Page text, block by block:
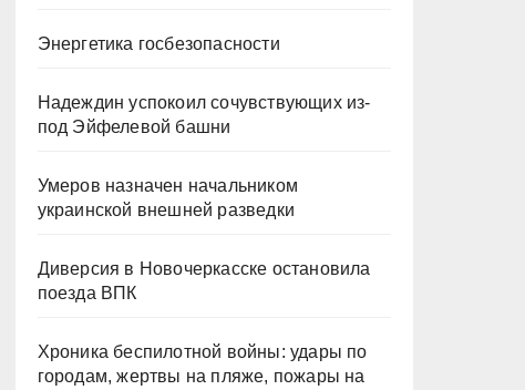
Энергетика госбезопасности
Надеждин успокоил сочувствующих из-
под Эйфелевой башни
Умеров назначен начальником
украинской внешней разведки
Диверсия в Новочеркасске остановила
поезда ВПК
Хроника беспилотной войны: удары по
городам, жертвы на пляже, пожары на